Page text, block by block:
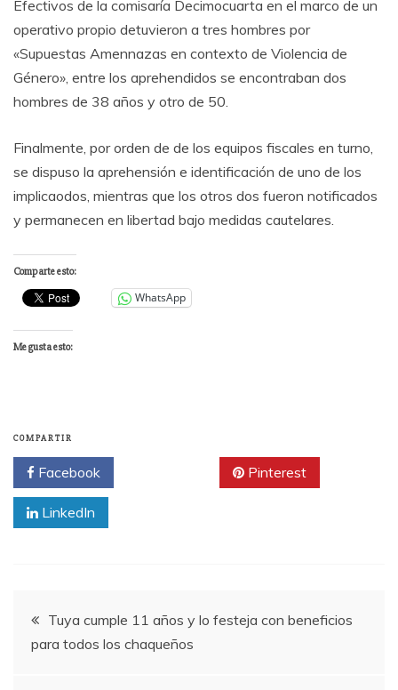
Efectivos de la comisaría Decimocuarta en el marco de un
operativo propio detuvieron a tres hombres por
«Supuestas Amennazas en contexto de Violencia de
Género», entre los aprehendidos se encontraban dos
hombres de 38 años y otro de 50.
Finalmente, por orden de de los equipos fiscales en turno,
se dispuso la aprehensión e identificación de uno de los
implicaodos, mientras que los otros dos fueron notificados
y permanecen en libertad bajo medidas cautelares.
Comparte esto:
WhatsApp
Me gusta esto:
COMPARTIR
Facebook Pinterest
LinkedIn
Navegación
de
Tuya cumple 11 años y lo festeja con beneficios
para todos los chaqueños